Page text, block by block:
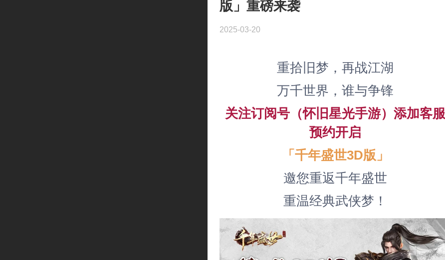
版」重磅来袭
2025-03-20
重拾旧梦，再战江湖
万千世界，谁与争锋
关注订阅号（怀旧星光手游）添加客服
预约开启
「千年盛世3D版」
邀您重返千年盛世
重温经典武侠梦！